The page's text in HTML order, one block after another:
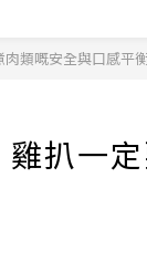
類嘅安全與口感平
扒一